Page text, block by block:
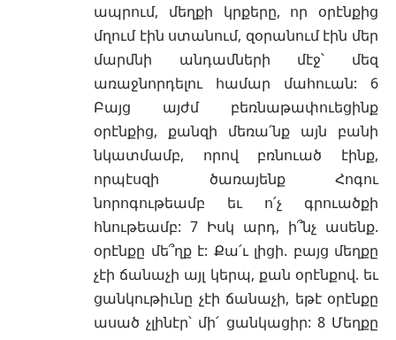
ապրում, մեղքի կրքերը, որ օրէնքից
մղում էին ստանում, զօրանում էին մեր
մարմնի անդամների մէջ՝ մեզ
առաջնորդելու համար մահուան: 6
Բայց այժմ բեռնաթափուեցինք
օրէնքից, քանզի մեռա՛նք այն բանի
նկատմամբ, որով բռնուած էինք,
որպէսզի ծառայենք Հոգու
նորոգութեամբ եւ ո՛չ գրուածքի
հնութեամբ: 7 Իսկ արդ, ի՞նչ ասենք.
օրէնքը մե՞ղք է: Քա՛ւ լիցի. բայց մեղքը
չէի ճանաչի այլ կերպ, քան օրէնքով. եւ
ցանկութիւնը չէի ճանաչի, եթէ օրէնքը
ասած չլինէր՝ մի՛ ցանկացիր: 8 Մեղքը